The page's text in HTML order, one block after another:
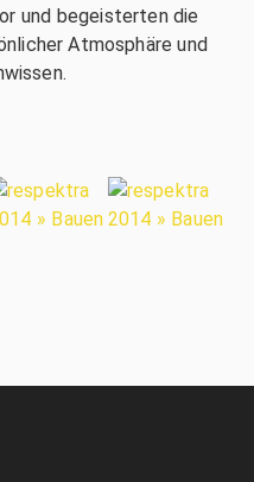
und begeisterten die
Atmosphäre und